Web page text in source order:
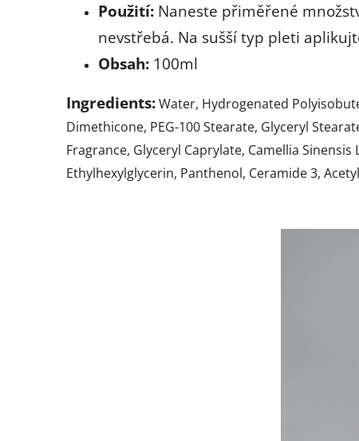
Použití: Naneste přiměřené
nevstřebá. Na sušší typ pleti
Obsah: 100ml
Ingredients:Water, Hydrogenated
Dimethicone, PEG-100 Stearate, Glyceryl
Fragrance, Glyceryl Caprylate, Camellia
Ethylhexylglycerin, Panthenol, Ceramide 3,